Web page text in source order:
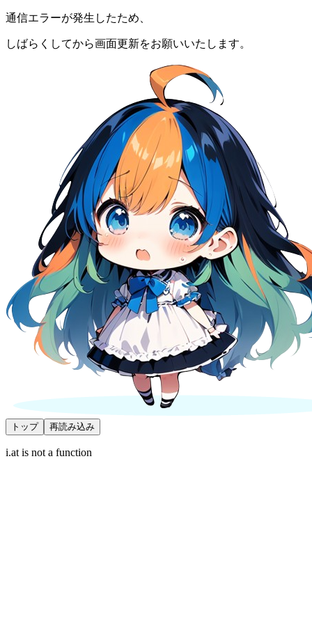
通信エラーが発生したため、
しばらくしてから画面更新をお願いいたします。
トップ 再読み込み
i.at is not a function